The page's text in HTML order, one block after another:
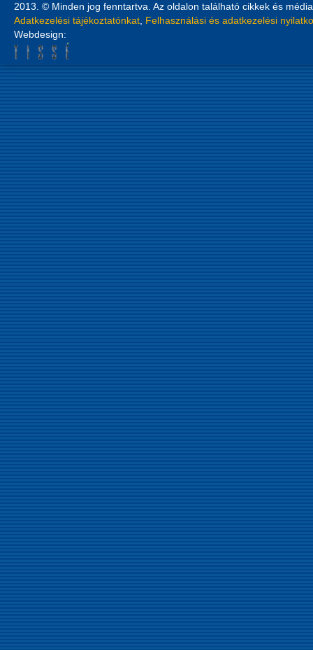
2013. © Minden jog fenntartva. Az oldalon található cikkek és
Adatkezelési tájékoztatónkat Felhasználási és adatkezelési
Webdesign: